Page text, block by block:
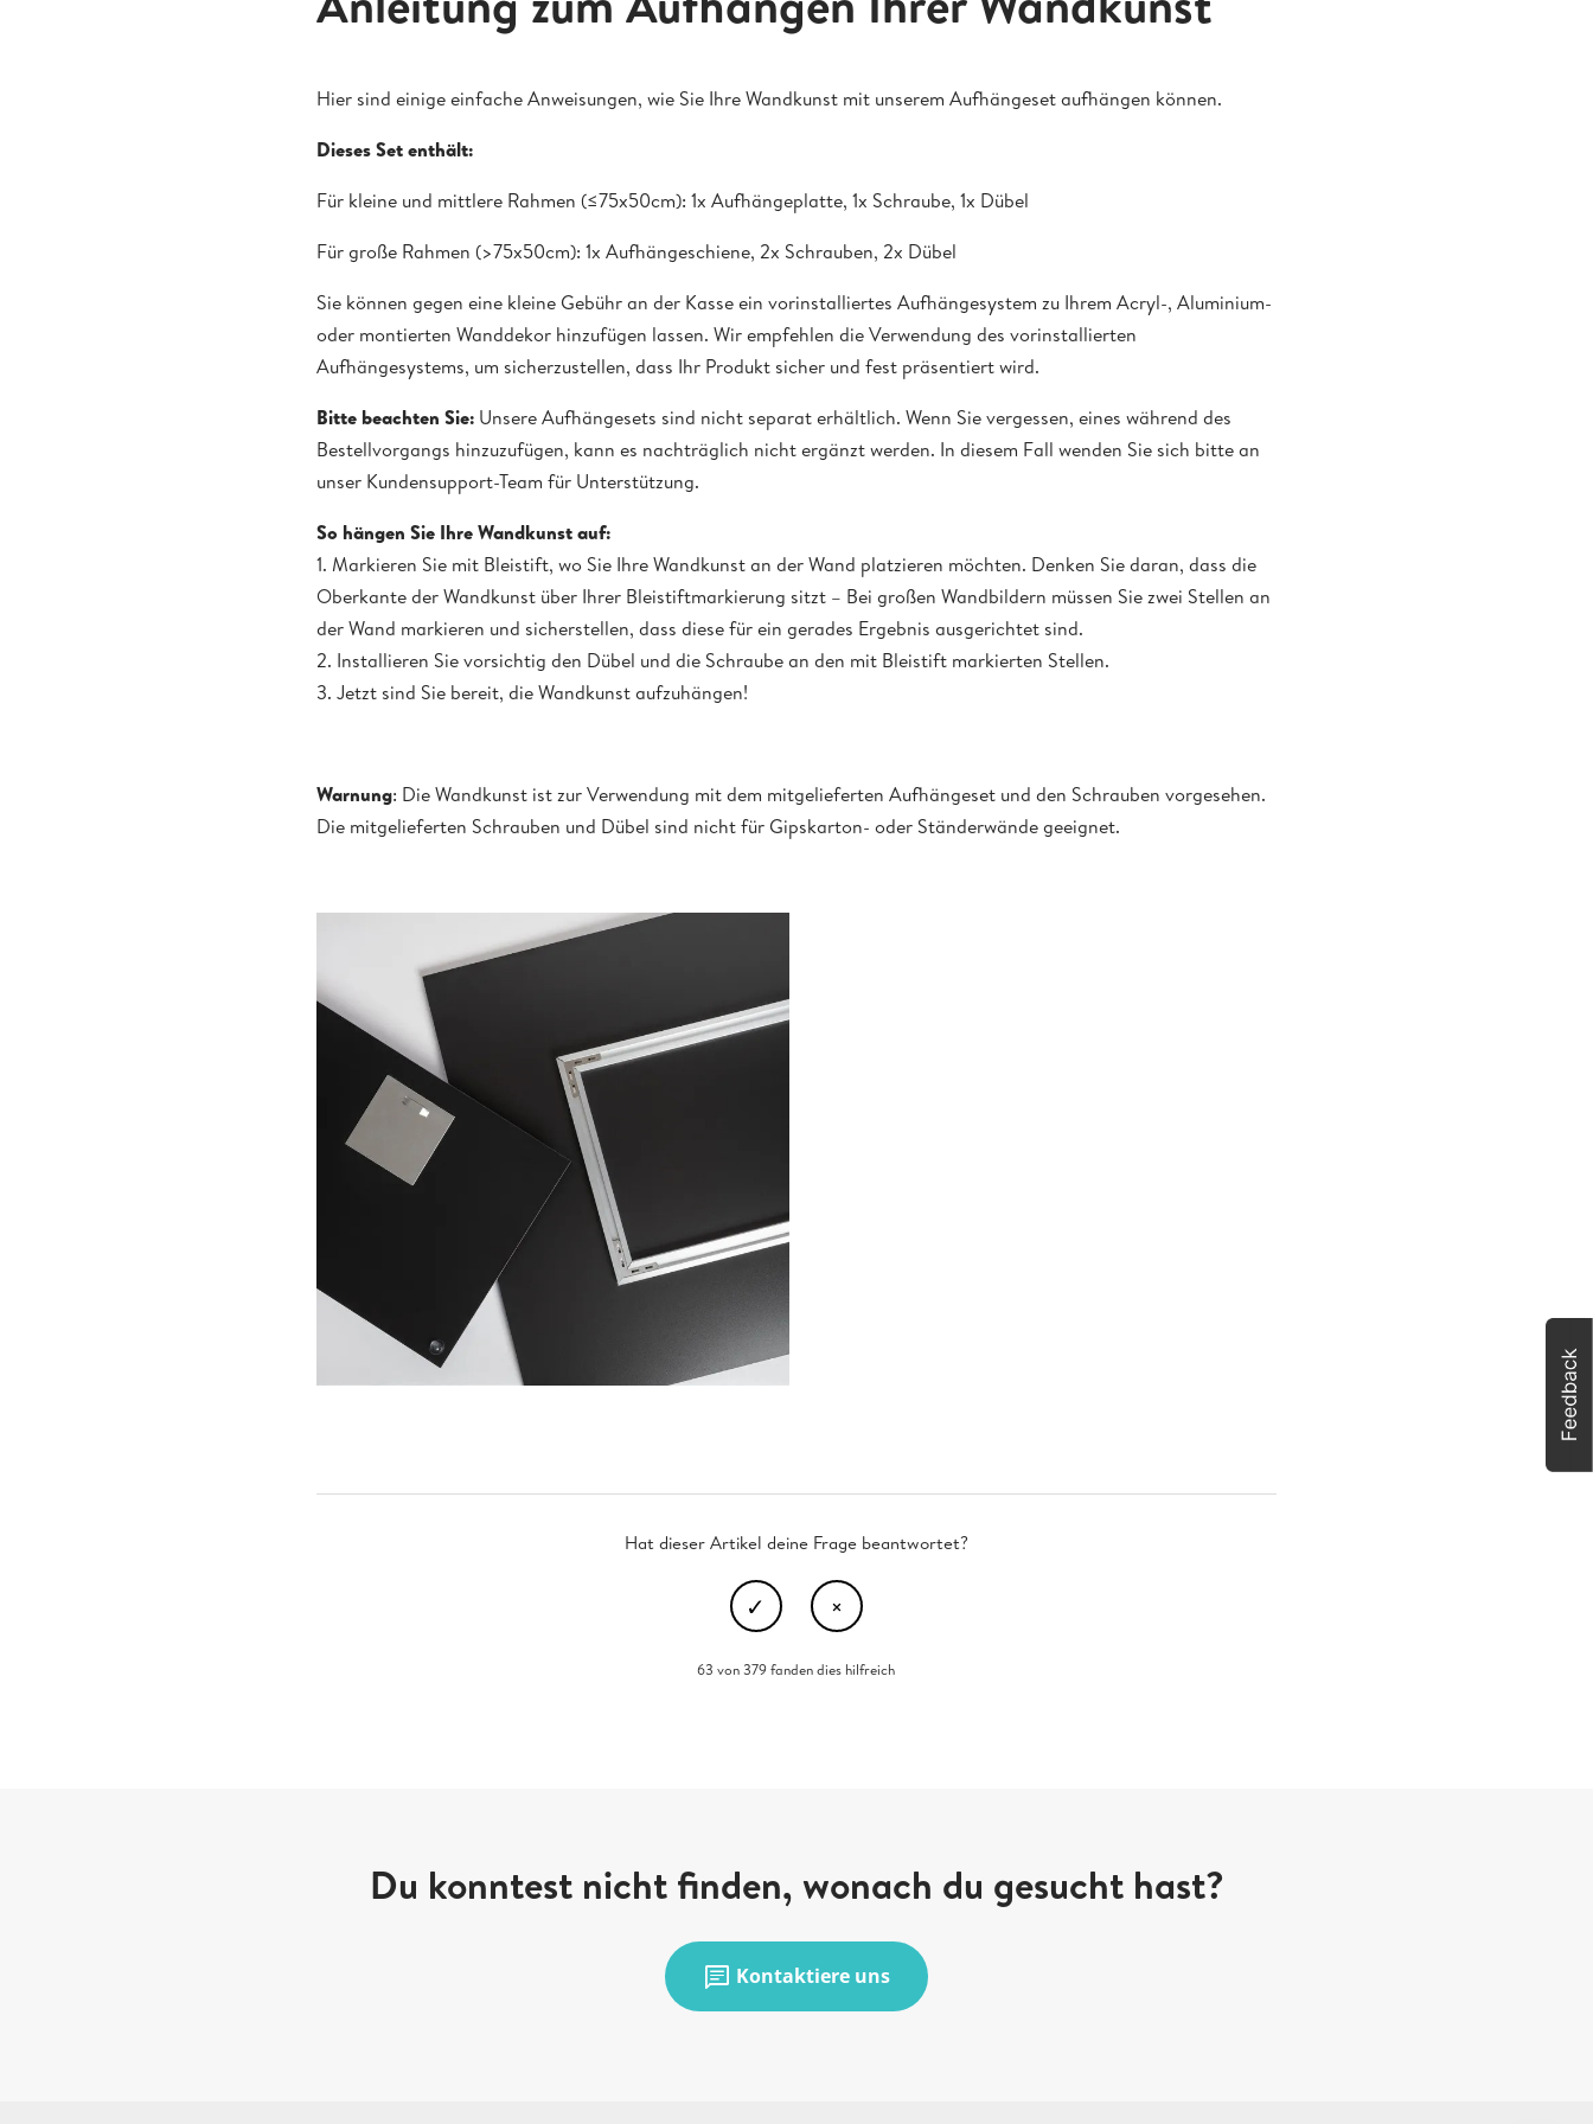
Hier sind einige einfache Anweisungen, wie Sie Ihre Wandkunst mit unserem Aufhängeset aufhängen können.
Dieses Set enthält:
Für kleine und mittlere Rahmen (≤75x50cm): 1x Aufhängeplatte, 1x Schraube, 1x Dübel
Für große Rahmen (>75x50cm): 1x Aufhängeschiene, 2x Schrauben, 2x Dübel
Sie können gegen eine kleine Gebühr an der Kasse ein vorinstalliertes Aufhängesystem zu Ihrem Acryl-, Aluminium-
oder montierten Wanddekor hinzufügen lassen. Wir empfehlen die Verwendung des vorinstallierten
Aufhängesystems, um sicherzustellen, dass Ihr Produkt sicher und fest präsentiert wird.
Bitte beachten Sie: Unsere Aufhängesets sind nicht separat erhältlich. Wenn Sie vergessen, eines während des
Bestellvorgangs hinzuzufügen, kann es nachträglich nicht ergänzt werden. In diesem Fall wenden Sie sich bitte an
unser Kundensupport-Team für Unterstützung.
So hängen Sie Ihre Wandkunst auf:
1. Markieren Sie mit Bleistift, wo Sie Ihre Wandkunst an der Wand platzieren möchten. Denken Sie daran, dass die
Oberkante der Wandkunst über Ihrer Bleistiftmarkierung sitzt – Bei großen Wandbildern müssen Sie zwei Stellen an
der Wand markieren und sicherstellen, dass diese für ein gerades Ergebnis ausgerichtet sind.
2. Installieren Sie vorsichtig den Dübel und die Schraube an den mit Bleistift markierten Stellen.
3. Jetzt sind Sie bereit, die Wandkunst aufzuhängen!
Warnung: Die Wandkunst ist zur Verwendung mit dem mitgelieferten Aufhängeset und den Schrauben vorgesehen.
Die mitgelieferten Schrauben und Dübel sind nicht für Gipskarton- oder Ständerwände geeignet.
Hat dieser Artikel deine Frage beantwortet?
63 von 379 fanden dies hilfreich
Du konntest nicht finden, wonach du gesucht hast?
chat Kontaktiere uns